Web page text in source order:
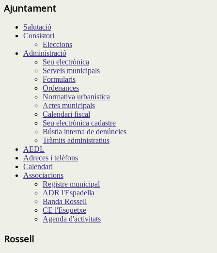
Ajuntament
Salutació
Consistori
Eleccions
Administració
Seu electrònica
Serveis municipals
Formularis
Ordenances
Normativa urbanística
Actes municipals
Calendari fiscal
Seu electrònica cadastre
Bústia interna de denúncies
Tràmits administratius
AEDL
Adreces i telèfons
Calendari
Associacions
Registre municipal
ADR l'Espadella
Banda Rossell
CE l'Esquetxe
Agenda d'activitats
Rossell